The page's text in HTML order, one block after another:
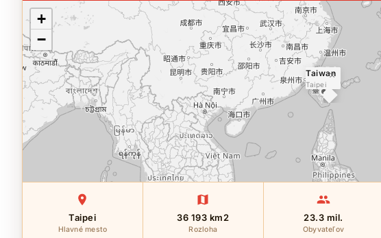
Taiwan
Taipei
×
+
−
Taipei
Hlavné mesto
36 193 km2
Rozloha
23.3 mil.
Obyvateľov